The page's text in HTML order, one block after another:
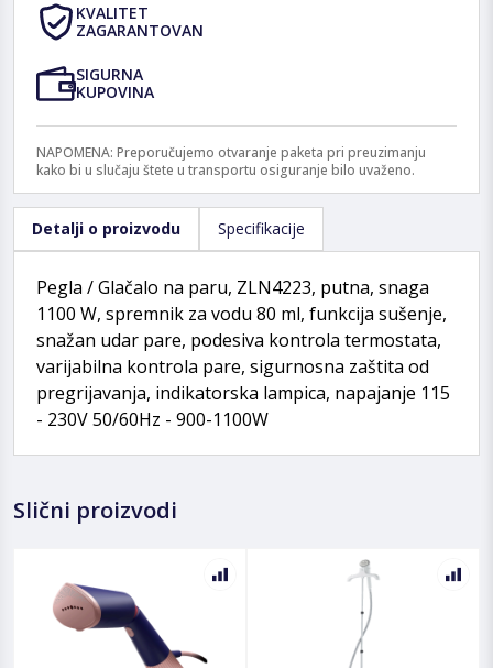
KVALITET
ZAGARANTOVAN
SIGURNA
KUPOVINA
NAPOMENA: Preporučujemo otvaranje paketa pri preuzimanju
kako bi u slučaju štete u transportu osiguranje bilo uvaženo.
Detalji o proizvodu Specifikacije
Pegla / Glačalo na paru, ZLN4223, putna, snaga
1100 W, spremnik za vodu 80 ml, funkcija sušenje,
snažan udar pare, podesiva kontrola termostata,
varijabilna kontrola pare, sigurnosna zaštita od
pregrijavanja, indikatorska lampica, napajanje 115
- 230V 50/60Hz - 900-1100W
Slični proizvodi